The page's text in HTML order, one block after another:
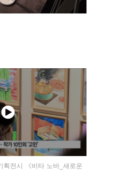
획전시 《비타 노바_새로운